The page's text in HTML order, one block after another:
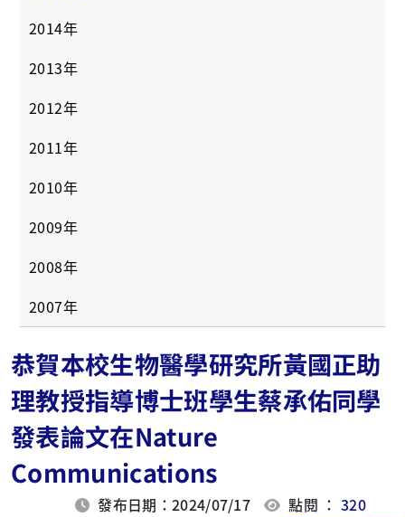
2014年
2013年
2012年
2011年
2010年
2009年
2008年
2007年
恭賀本校生物醫學研究所黃國正助
理教授指導博士班學生蔡承佑同學
發表論文在Nature
Communications
發布日期：2024/07/17 點閱 ：320